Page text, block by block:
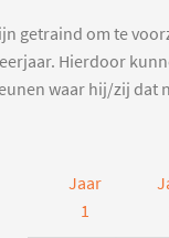
getraind om te
Hierdoor
waar hij/zij dat
Jaar
1